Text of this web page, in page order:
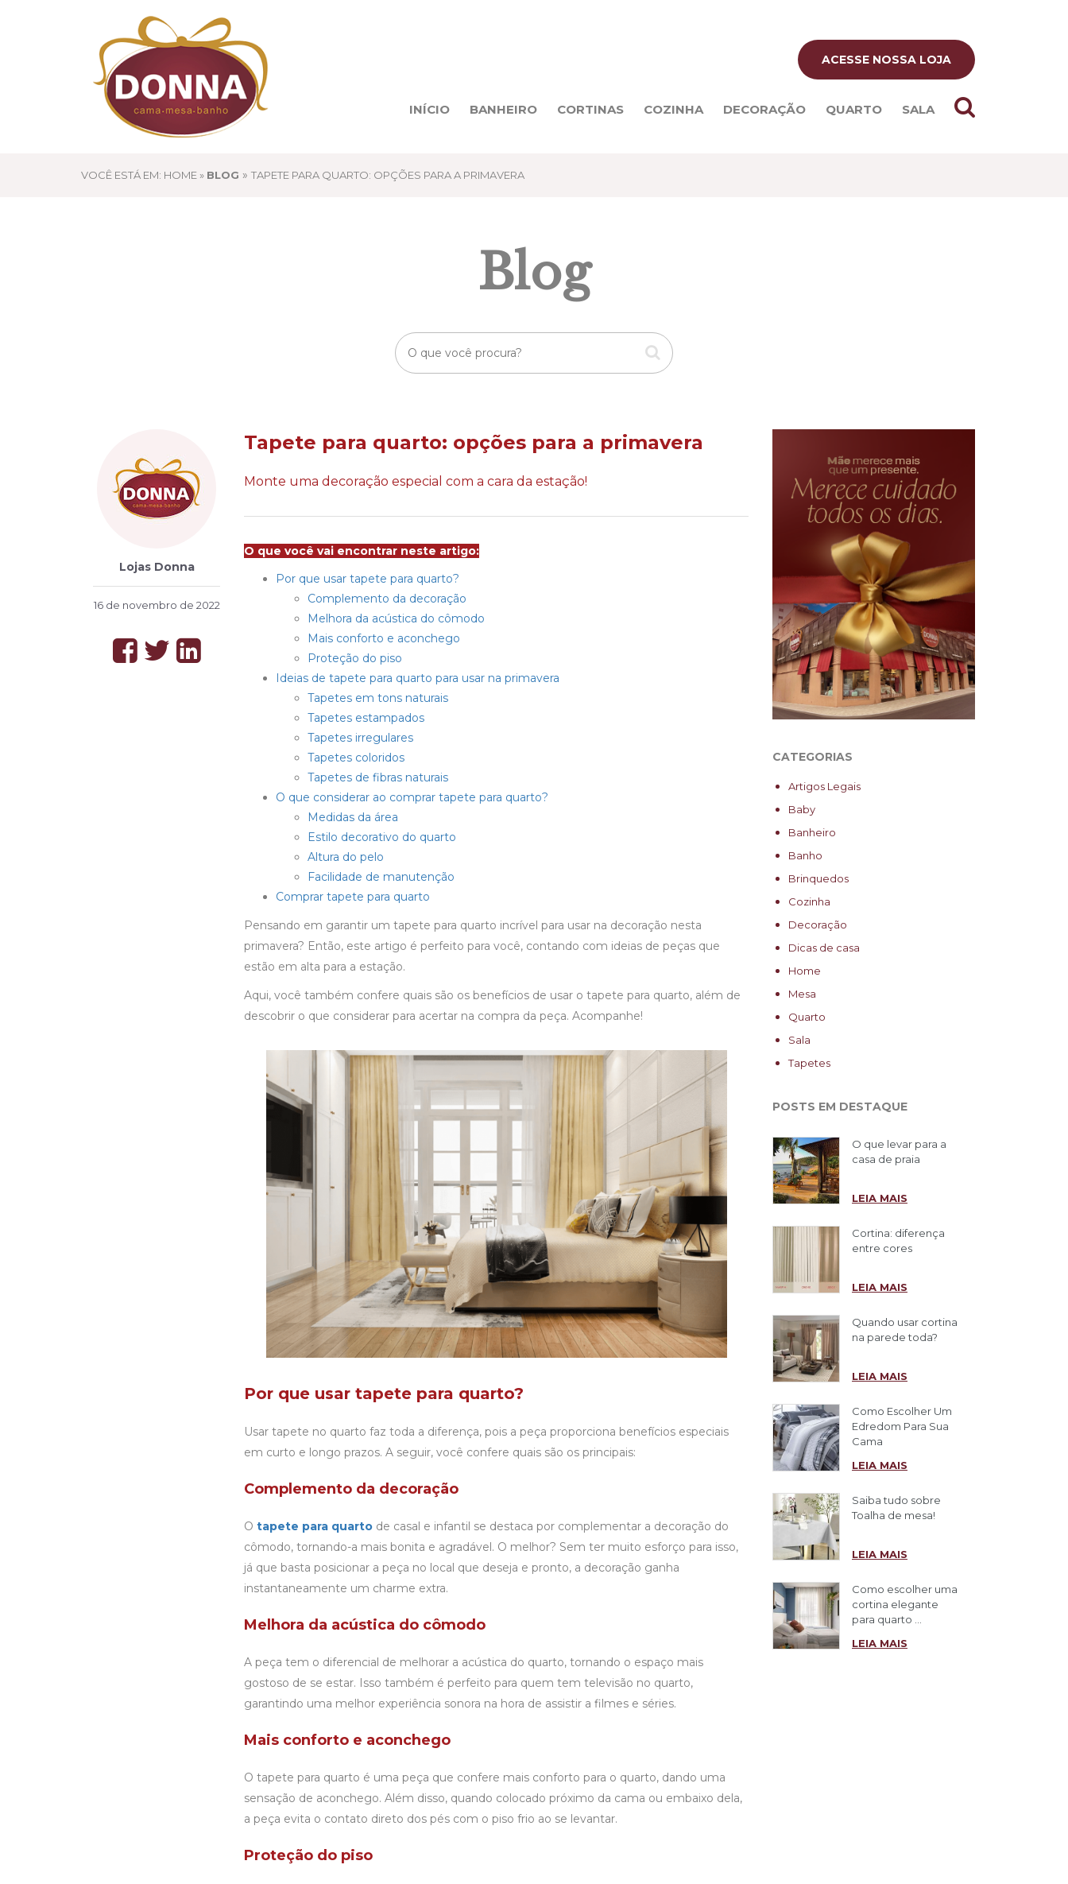
ACESSE NOSSA LOJA
INÍCIO BANHEIRO CORTINAS COZINHA DECORAÇÃO QUARTO SALA
VOCÊ ESTÁ EM: HOME » BLOG » TAPETE PARA QUARTO: OPÇÕES PARA A PRIMAVERA
Blog
Lojas Donna
16 de novembro de 2022
Tapete para quarto: opções para a primavera
Monte uma decoração especial com a cara da estação!
O que você vai encontrar neste artigo:
Por que usar tapete para quarto?
Complemento da decoração
Melhora da acústica do cômodo
Mais conforto e aconchego
Proteção do piso
Ideias de tapete para quarto para usar na primavera
Tapetes em tons naturais
Tapetes estampados
Tapetes irregulares
Tapetes coloridos
Tapetes de fibras naturais
O que considerar ao comprar tapete para quarto?
Medidas da área
Estilo decorativo do quarto
Altura do pelo
Facilidade de manutenção
Comprar tapete para quarto
Pensando em garantir um tapete para quarto incrível para usar na decoração nesta
primavera? Então, este artigo é perfeito para você, contando com ideias de peças que
estão em alta para a estação.
Aqui, você também confere quais são os benefícios de usar o tapete para quarto, além de
descobrir o que considerar para acertar na compra da peça. Acompanhe!
Por que usar tapete para quarto?
Usar tapete no quarto faz toda a diferença, pois a peça proporciona benefícios especiais
em curto e longo prazos. A seguir, você confere quais são os principais:
Complemento da decoração
O tapete para quarto de casal e infantil se destaca por complementar a decoração do
cômodo, tornando-a mais bonita e agradável. O melhor? Sem ter muito esforço para isso,
já que basta posicionar a peça no local que deseja e pronto, a decoração ganha
instantaneamente um charme extra.
Melhora da acústica do cômodo
A peça tem o diferencial de melhorar a acústica do quarto, tornando o espaço mais
gostoso de se estar. Isso também é perfeito para quem tem televisão no quarto,
garantindo uma melhor experiência sonora na hora de assistir a filmes e séries.
Mais conforto e aconchego
O tapete para quarto é uma peça que confere mais conforto para o quarto, dando uma
sensação de aconchego. Além disso, quando colocado próximo da cama ou embaixo dela,
a peça evita o contato direto dos pés com o piso frio ao se levantar.
Proteção do piso
CATEGORIAS
Artigos Legais
Baby
Banheiro
Banho
Brinquedos
Cozinha
Decoração
Dicas de casa
Home
Mesa
Quarto
Sala
Tapetes
POSTS EM DESTAQUE
O que levar para a
casa de praia
LEIA MAIS
Cortina: diferença
entre cores
LEIA MAIS
Quando usar cortina
na parede toda?
LEIA MAIS
Como Escolher Um
Edredom Para Sua
Cama
LEIA MAIS
Saiba tudo sobre
Toalha de mesa!
LEIA MAIS
Como escolher uma
cortina elegante
para quarto ...
LEIA MAIS